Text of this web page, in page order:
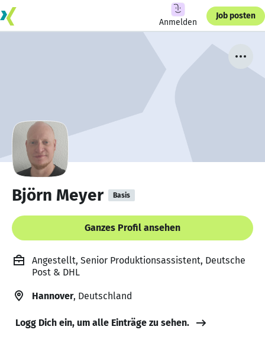
Anmelden
Job posten
Björn Meyer Basis
Ganzes Profil ansehen
Angestellt, Senior Produktionsassistent, Deutsche
Post & DHL
Hannover, Deutschland
Logg Dich ein, um alle Einträge zu sehen.